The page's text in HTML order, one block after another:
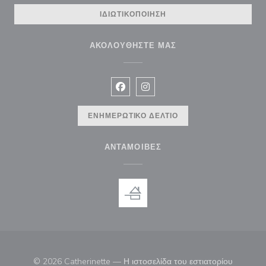
ΙΔΙΩΤΙΚΟΠΟΊΗΣΗ
ΑΚΟΛΟΥΘΉΣΤΕ ΜΑΣ
Facebook ((ανοίγει σε νέο
Instagram ((ανοίγει σε νέο
ΕΝΗΜΕΡΩΤΙΚΌ ΔΕΛΤΊΟ
ΑΝΤΑΜΟΙΒΈΣ
© 2026 Catherinette — Η ιστοσελίδα του εστιατορίου